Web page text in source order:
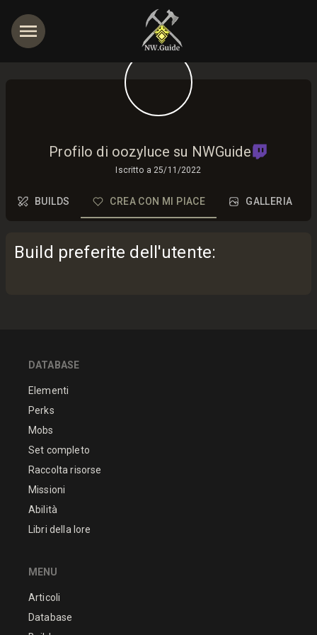
Profilo di oozyluce su NWGuide
Iscritto a 25/11/2022
BUILDS CREA CON MI PIACE GALLERIA
Build preferite dell'utente:
DATABASE
Elementi
Perks
Mobs
Set completo
Raccolta risorse
Missioni
Abilità
Libri della lore
MENU
Articoli
Database